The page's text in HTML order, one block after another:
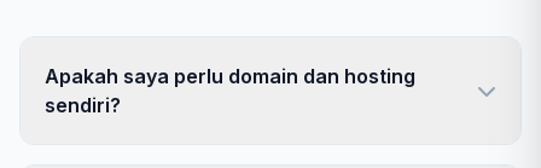
Apakah saya perlu domain dan hosting
sendiri?